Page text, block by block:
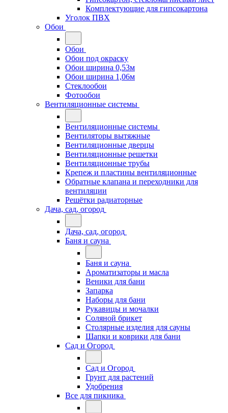
Комплектующие для гипсокартона
Уголок ПВХ
Обои
Обои
Обои под окраску
Обои ширина 0,53м
Обои ширина 1,06м
Стеклообои
Фотообои
Вентиляционные системы
Вентиляционные системы
Вентиляторы вытяжные
Вентиляционные дверцы
Вентиляционные решетки
Вентиляционные трубы
Крепеж и пластины вентиляционные
Обратные клапана и переходники для
вентиляции
Решётки радиаторные
Дача, сад, огород
Дача, сад, огород
Баня и сауна
Баня и сауна
Ароматизаторы и масла
Веники для бани
Запарка
Наборы для бани
Рукавицы и мочалки
Соляной брикет
Столярные изделия для сауны
Шапки и коврики для бани
Сад и Огород
Сад и Огород
Грунт для растений
Удобрения
Все для пикника